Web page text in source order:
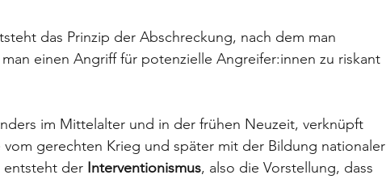
das Prinzip der Abschreckung, nach dem man
einen Angriff für potenzielle Angreifer:innen zu riskant
im Mittelalter und in der frühen Neuzeit, verknüpft
vom gerechten Krieg und später mit der Bildung nationaler
entsteht der Interventionismus, also die Vorstellung, dass